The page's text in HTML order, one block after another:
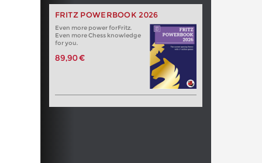
FRITZ POWERBOOK 2026
Even more power forFritz.
Even more Chess knowledge
for you.
89,90 €